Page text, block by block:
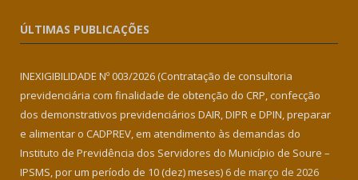
ÚLTIMAS PUBLICAÇÕES
INEXIGIBILIDADE Nº 003/2026 (Contratação de consultoria
previdenciária com finalidade de obtenção do CRP, confecção
dos demonstrativos previdenciários DAIR, DIPR e DPIN, preparar
e alimentar o CADPREV, em atendimento às demandas do
Instituto de Previdência dos Servidores do Município de Soure –
IPSMS, por um período de 10 (dez) meses) 6 de março de 2026